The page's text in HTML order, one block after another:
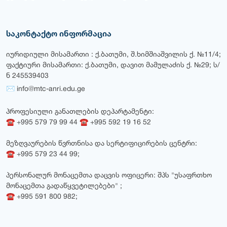
საკონტაქტო ინფორმაცია
იურიდიული მისამართი : ქ.ბათუმი, შ.ხიმშიაშვილის ქ. №11/4;
ფაქტიური მისამართი: ქ.ბათუმი, დავით მამულაძის ქ. №29; ს/
ნ 245539403
✉ info@mtc-anri.edu.ge
პროფესიული განათლების დეპარტამენტი:
☎ +995 579 79 99 44 ☎ +995 592 19 16 52
მეზღვაურების წვრთნისა და სერტიფიცირების ცენტრი:
☎ +995 579 23 44 99;
პერსონალურ მონაცემთა დაცვის ოფიცერი: შპს "უსაფრთხო
მონაცემთა გადაწყვეტილებები" ;
☎ +995 591 800 982;